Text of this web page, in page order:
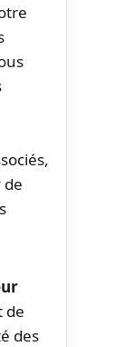
de
de
des